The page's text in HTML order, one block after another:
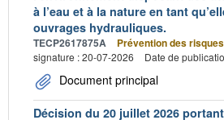
à l’eau et à la nature en tant
ouvrages hydrauliques.
TECP2617875A Prévention des risques
signature : 20-07-2026
Date de
Document principal
Décision du 20 juillet 2026